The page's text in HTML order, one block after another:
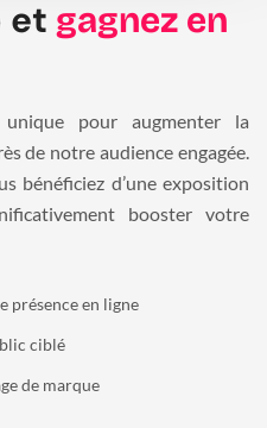
et gagnez en
pour augmenter la
de notre audience engagée.
bénéficiez d’une exposition
booster votre
présence en ligne
ciblé
de marque